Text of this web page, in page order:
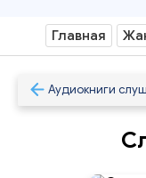
Главная
Аудиокниги